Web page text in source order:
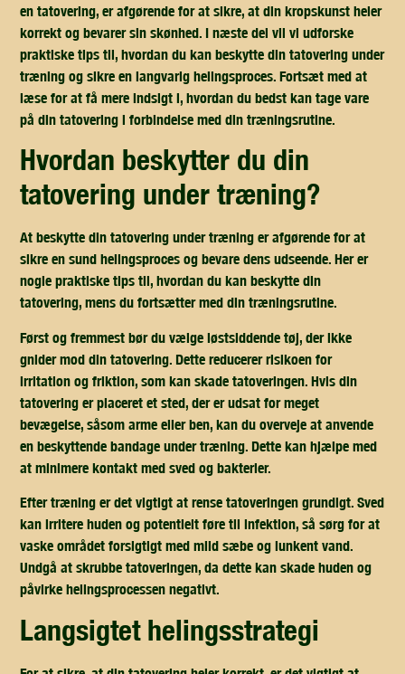
en tatovering, er afgørende for at sikre, at din kropskunst heler
korrekt og bevarer sin skønhed. I næste del vil vi udforske
praktiske tips til, hvordan du kan beskytte din tatovering under
træning og sikre en langvarig helingsproces. Fortsæt med at
læse for at få mere indsigt i, hvordan du bedst kan tage vare
på din tatovering i forbindelse med din træningsrutine.
hvordan beskytter du din
tatovering under træning?
At beskytte din tatovering under træning er afgørende for at
sikre en sund helingsproces og bevare dens udseende. Her er
nogle praktiske tips til, hvordan du kan beskytte din
tatovering, mens du fortsætter med din træningsrutine.
Først og fremmest bør du vælge løstsiddende tøj, der ikke
gnider mod din tatovering. Dette reducerer risikoen for
irritation og friktion, som kan skade tatoveringen. Hvis din
tatovering er placeret et sted, der er udsat for meget
bevægelse, såsom arme eller ben, kan du overveje at anvende
en beskyttende bandage under træning. Dette kan hjælpe med
at minimere kontakt med sved og bakterier.
Efter træning er det vigtigt at rense tatoveringen grundigt. Sved
kan irritere huden og potentielt føre til infektion, så sørg for at
vaske området forsigtigt med mild sæbe og lunkent vand.
Undgå at skrubbe tatoveringen, da dette kan skade huden og
påvirke helingsprocessen negativt.
langsigtet helingsstrategi